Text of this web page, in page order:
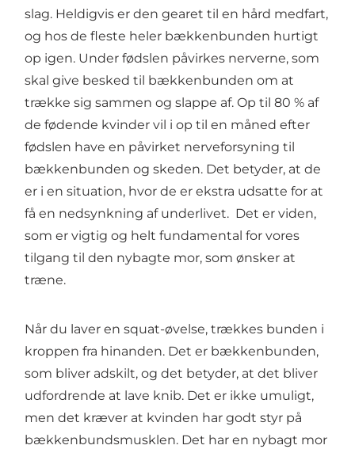
slag. Heldigvis er den gearet til en hård medfart,
og hos de fleste heler bækkenbunden hurtigt
op igen. Under fødslen påvirkes nerverne, som
skal give besked til bækkenbunden om at
trække sig sammen og slappe af. Op til 80 % af
de fødende kvinder vil i op til en måned efter
fødslen have en påvirket nerveforsyning til
bækkenbunden og skeden. Det betyder, at de
er i en situation, hvor de er ekstra udsatte for at
få en nedsynkning af underlivet. Det er viden,
som er vigtig og helt fundamental for vores
tilgang til den nybagte mor, som ønsker at
træne.
Når du laver en squat-øvelse, trækkes bunden i
kroppen fra hinanden. Det er bækkenbunden,
som bliver adskilt, og det betyder, at det bliver
udfordrende at lave knib. Det er ikke umuligt,
men det kræver at kvinden har godt styr på
bækkenbundsmusklen. Det har en nybagt mor